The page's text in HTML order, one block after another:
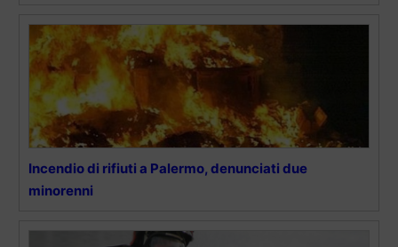
Incendio di rifiuti a Palermo, denunciati due
minorenni